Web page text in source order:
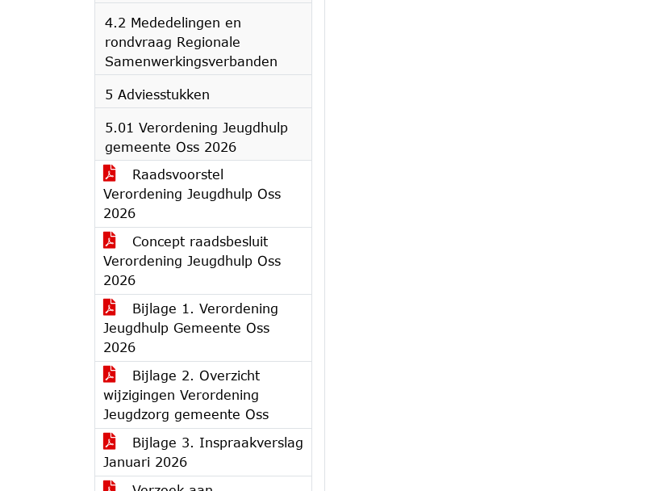
4.2 Mededelingen en
rondvraag Regionale
Samenwerkingsverbanden
5 Adviesstukken
5.01 Verordening Jeugdhulp
gemeente Oss 2026
Raadsvoorstel
Verordening Jeugdhulp Oss
2026
Concept raadsbesluit
Verordening Jeugdhulp Oss
2026
Bijlage 1. Verordening
Jeugdhulp Gemeente Oss
2026
Bijlage 2. Overzicht
wijzigingen Verordening
Jeugdzorg gemeente Oss
Bijlage 3. Inspraakverslag
Januari 2026